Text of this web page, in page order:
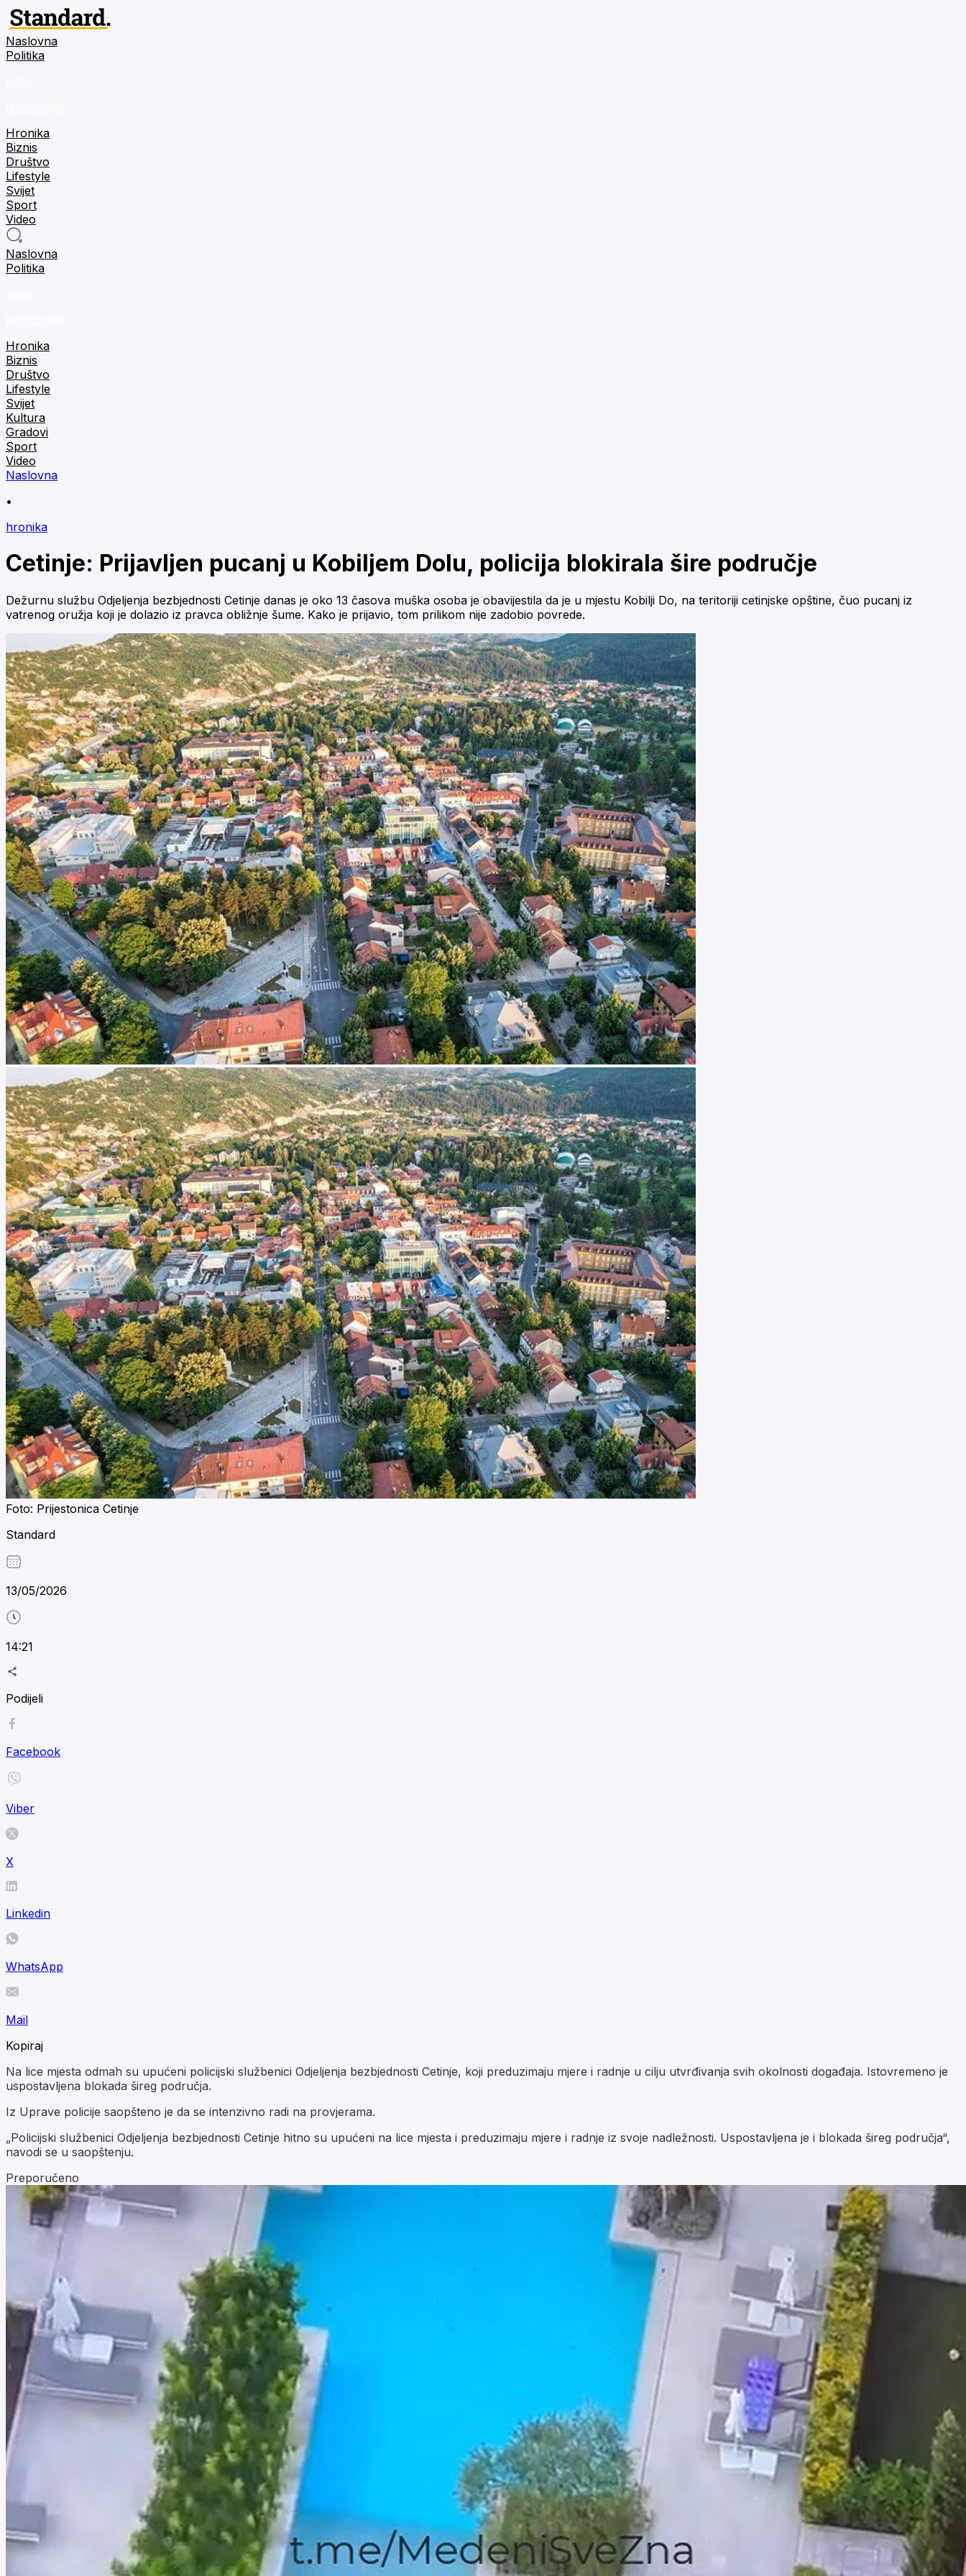
Naslovna
Politika
Hronika
Biznis
Društvo
Lifestyle
Svijet
Sport
Video
Naslovna
Politika
Hronika
Biznis
Društvo
Lifestyle
Svijet
Kultura
Gradovi
Sport
Video
Naslovna
•
hronika
Cetinje: Prijavljen pucanj u Kobiljem Dolu, policija blokirala šire područje
Dežurnu službu Odjeljenja bezbjednosti Cetinje danas je oko 13 časova muška osoba je obavijestila da je u mjestu Kobilji Do, na teritoriji cetinjske opštine, čuo pucanj iz
vatrenog oružja koji je dolazio iz pravca obližnje šume. Kako je prijavio, tom prilikom nije zadobio povrede.
Foto: Prijestonica Cetinje
Standard
13/05/2026
14:21
Podijeli
Facebook
Viber
X
Linkedin
WhatsApp
Mail
Kopiraj
Na lice mjesta odmah su upućeni policijski službenici Odjeljenja bezbjednosti Cetinje, koji preduzimaju mjere i radnje u cilju utvrđivanja svih okolnosti događaja. Istovremeno je
uspostavljena blokada šireg područja.
Iz Uprave policije saopšteno je da se intenzivno radi na provjerama.
„Policijski službenici Odjeljenja bezbjednosti Cetinje hitno su upućeni na lice mjesta i preduzimaju mjere i radnje iz svoje nadležnosti. Uspostavljena je i blokada šireg područja“,
navodi se u saopštenju.
Preporučeno